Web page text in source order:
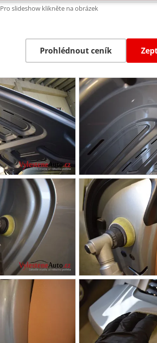
Pro slideshow klikněte na obrázek
Prohlédnout ceník